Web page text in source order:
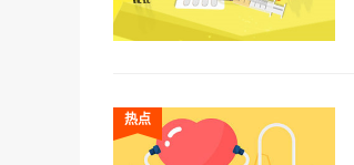
热点